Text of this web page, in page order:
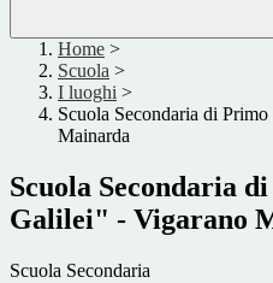
Home >
Scuola >
I luoghi >
Scuola Secondaria di
Mainarda
Scuola Secondaria
Galilei" - Vigarano
Scuola Secondaria